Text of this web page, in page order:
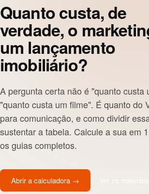
Quanto custa, de
verdade, o
um lançamento
imobiliário?
A pergunta certa não é "quanto custa
"quanto custa um filme". É quanto do
para comunicação, e como dividir
sustentar a tabela. Calcule a sua em
os guias completos.
Abrir a calculadora →